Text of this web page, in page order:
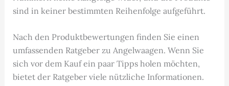
sind in keiner bestimmten Reihenfolge aufgeführt.
Nach den Produktbewertungen finden Sie einen
umfassenden Ratgeber zu Angelwaagen. Wenn Sie
sich vor dem Kauf ein paar Tipps holen möchten,
bietet der Ratgeber viele nützliche Informationen.